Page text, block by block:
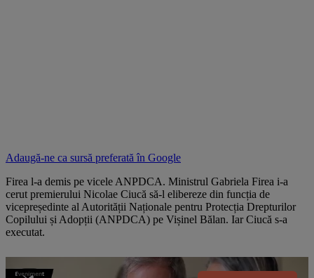
Adaugă-ne ca sursă preferată în Google
Firea l-a demis pe vicele ANPDCA. Ministrul Gabriela Firea i-a
cerut premierului Nicolae Ciucă să-l elibereze din funcția de
vicepreședinte al Autorității Naționale pentru Protecția Drepturilor
Copilului și Adopții (ANPDCA) pe Vișinel Bălan. Iar Ciucă s-a
executat.